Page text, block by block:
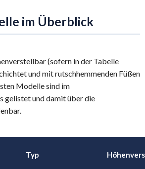
im Überblick
(sofern in der Tabelle
und mit rutschhemmenden Füßen
Modelle sind im
gelistet und damit über die
Typ